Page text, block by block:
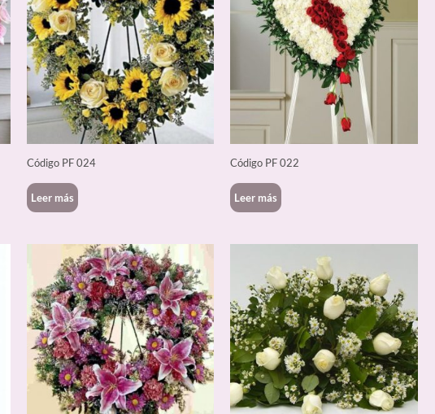
Código PF 024
Leer más
Código PF 022
Leer más